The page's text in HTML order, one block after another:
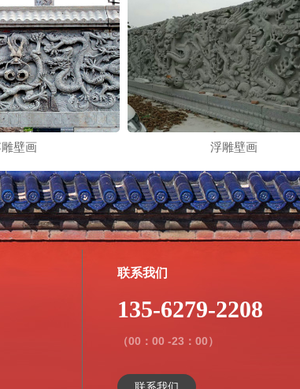
壁画 浮雕壁画
联系我们
135-6279-2208
（00：00 -23：00）
联系我们